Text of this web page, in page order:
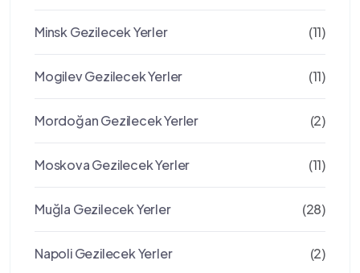
Minsk Gezilecek Yerler (11)
Mogilev Gezilecek Yerler (11)
Mordoğan Gezilecek Yerler (2)
Moskova Gezilecek Yerler (11)
Muğla Gezilecek Yerler (28)
Napoli Gezilecek Yerler (2)